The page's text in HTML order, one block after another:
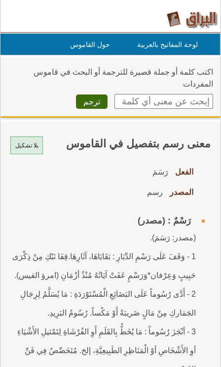
لوحة المفاتيح بالعربية حول القاموس
اكتب كلمة أو جملة قصيرة للترجمة أو البحث في قاموس
المفردات
بلا تشكيل معنى رسم بتفصيل في القاموس
الفعل رَسَمَ
المصدر رسم
رَسْمٌ : (مصدر)
(مصدر: رَسَمَ).
1 - وَقَفَ عَلَى رَسْمِ الدِّيَارِ : بَقَايَاهَا، آثَارِهَا.قِفَا نَبْكِ مِنْ ذِكْرَى
حَبِيبٍ وَعِرْفان*وَرَسْمٍ عَفَتْ آيَاتُهُ مُنْذُ أزْمَانِ (امرؤ القيس).
2 - أَدَّى رُسُوماً عَلَى البَضَائِعِ الْمُسْتَوْرَدَةِ : مَا يُسَلَّمُ لِرِجَالِ
الجَمَاركِ مِنْ مَالٍ ضَريبَةً أَوْ مَكْساً. رُسُومُ البَرِيدِ.
3 - أنْجَزَ رُسُوماً : مَا يُخَطُّ بِالقَلَمِ أَوِ الفُرْشَاةِ لِتَمْثيلِ الأَشْيَاءِ
أوِ الأَشْخَاصِ أوْ الْمَنَاظِرِ الطَبِيعِيَّةِ، إلخ. مُتَخَصِّصٌ فِي فَنِّ